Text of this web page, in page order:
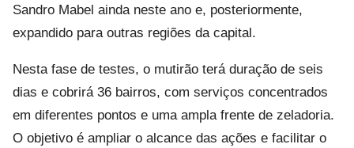
Sandro Mabel ainda neste ano e, posteriormente,
expandido para outras regiões da capital.
Nesta fase de testes, o mutirão terá duração de seis
dias e cobrirá 36 bairros, com serviços concentrados
em diferentes pontos e uma ampla frente de zeladoria.
O objetivo é ampliar o alcance das ações e facilitar o